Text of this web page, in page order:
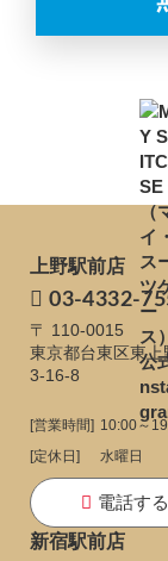
上野駅前店
03-4332-
〒 110-0015
東京都台東区東上
3-16-8
[営業時間] 10:00～
[定休日]
水曜日
電話する
新宿駅前店